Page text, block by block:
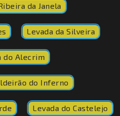
da Janela
Levada da Silveira
do Alecrim
do Inferno
Levada do Castelejo